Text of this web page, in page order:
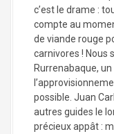
c’est le drame :
compte au
de viande rouge
carnivores ! Nous
Rurrenabaque,
possible. Juan
autres guides le
précieux appât :